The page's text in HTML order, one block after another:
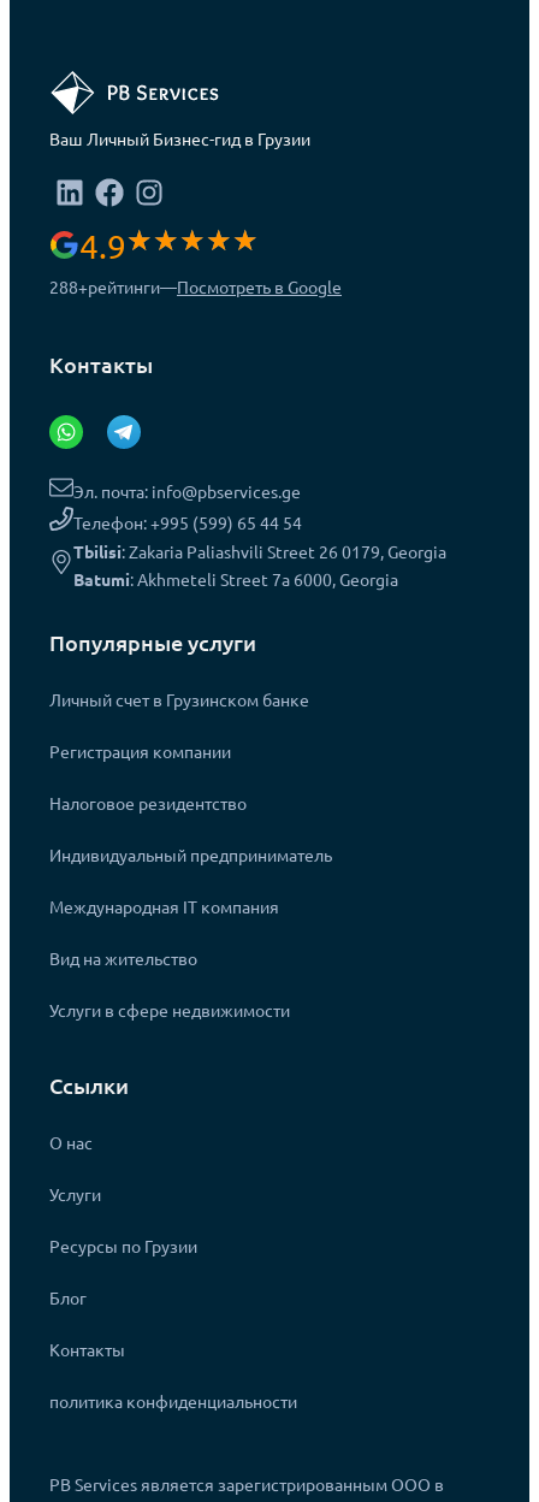
Ваш Личный Бизнес-гид в Грузии
4.9
288+рейтинги—Посмотреть в Google
Контакты
Эл. почта: info@pbservices.ge
Телефон: +995 (599) 65 44 54
Tbilisi: Zakaria Paliashvili Street 26 0179, Georgia
Batumi: Akhmeteli Street 7a 6000, Georgia
Популярные услуги
Личный счет в Грузинском банке
Регистрация компании
Налоговое резидентство
Индивидуальный предприниматель
Международная IT компания
Вид на жительство
Услуги в сфере недвижимости
Ссылки
О нас
Услуги
Ресурсы по Грузии
Блог
Контакты
политика конфиденциальности
PB Services является зарегистрированным ООО в